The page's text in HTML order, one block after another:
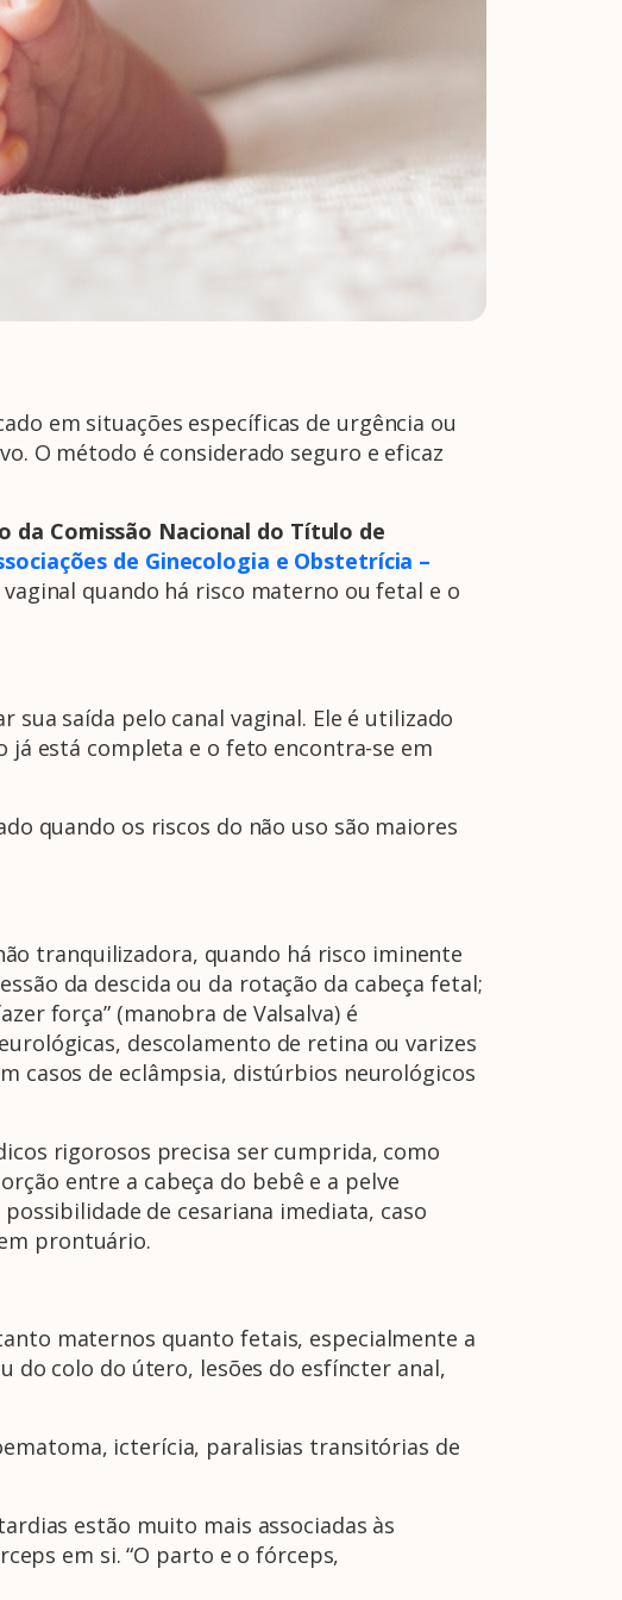
em situações específicas de urgência ou
O método é considerado seguro e eficaz
da Comissão Nacional do Título de
de Ginecologia e Obstetrícia –
quando há risco materno ou fetal e o
saída pelo canal vaginal. Ele é utilizado
está completa e o feto encontra-se em
quando os riscos do não uso são maiores
tranquilizadora, quando há risco iminente
da descida ou da rotação da cabeça fetal;
força” (manobra de Valsalva) é
descolamento de retina ou varizes
casos de eclâmpsia, distúrbios neurológicos
rigorosos precisa ser cumprida, como
entre a cabeça do bebê e a pelve
de cesariana imediata, caso
prontuário.
maternos quanto fetais, especialmente a
do colo do útero, lesões do esfíncter anal,
icterícia, paralisias transitórias de
estão muito mais associadas às
em si. “O parto e o fórceps,